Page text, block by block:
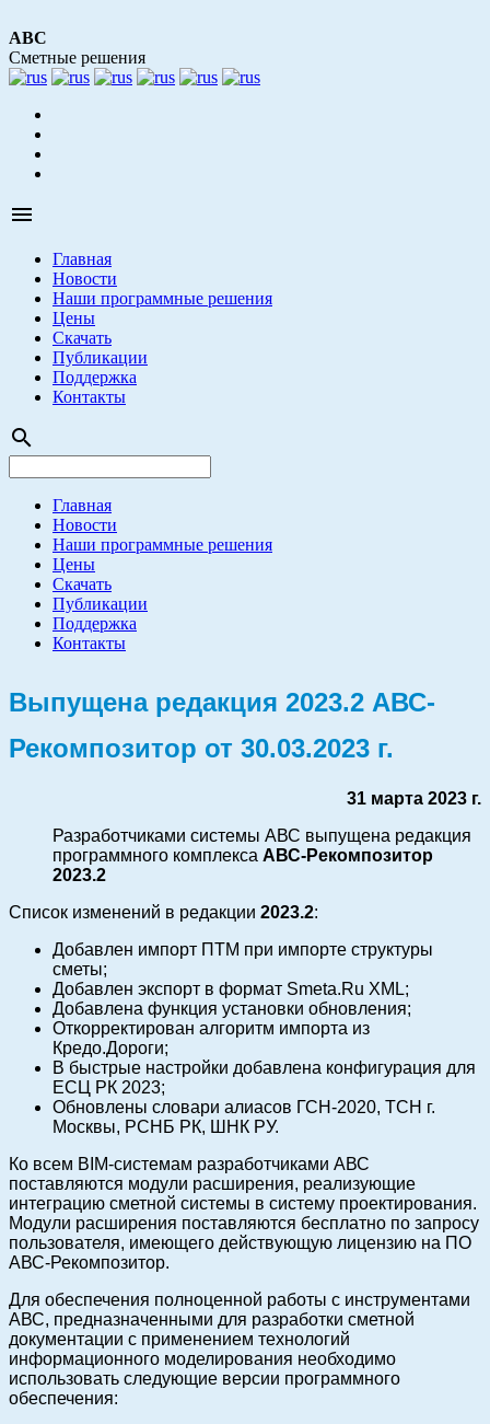
АВС
Сметные решения

Главная
Новости
Наши программные решения
Цены
Скачать
Публикации
Поддержка
Контакты
search
Главная
Новости
Наши программные решения
Цены
Скачать
Публикации
Поддержка
Контакты
Выпущена редакция 2023.2 АВС-
Рекомпозитор от 30.03.2023 г.
31 марта 2023 г.
Разработчиками системы АВС выпущена редакция
программного комплекса АВС-Рекомпозитор
2023.2
Список изменений в редакции 2023.2:
Добавлен импорт ПТМ при импорте структуры
сметы;
Добавлен экспорт в формат Smeta.Ru XML;
Добавлена функция установки обновления;
Откорректирован алгоритм импорта из
Кредо.Дороги;
В быстрые настройки добавлена конфигурация для
ЕСЦ РК 2023;
Обновлены словари алиасов ГСН-2020, ТСН г.
Москвы, РСНБ РК, ШНК РУ.
Ко всем BIM-системам разработчиками АВС
поставляются модули расширения, реализующие
интеграцию сметной системы в систему проектирования.
Модули расширения поставляются бесплатно по запросу
пользователя, имеющего действующую лицензию на ПО
АВС-Рекомпозитор.
Для обеспечения полноценной работы с инструментами
АВС, предназначенными для разработки сметной
документации с применением технологий
информационного моделирования необходимо
использовать следующие версии программного
обеспечения: